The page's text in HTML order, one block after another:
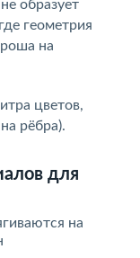
образует
геометрия
на
цветов,
рёбра).
для
на